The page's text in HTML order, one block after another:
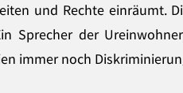
und Rechte einräumt.
Sprecher der
immer noch